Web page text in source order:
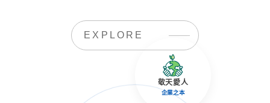
EXPLORE
敬天愛人
企業之本